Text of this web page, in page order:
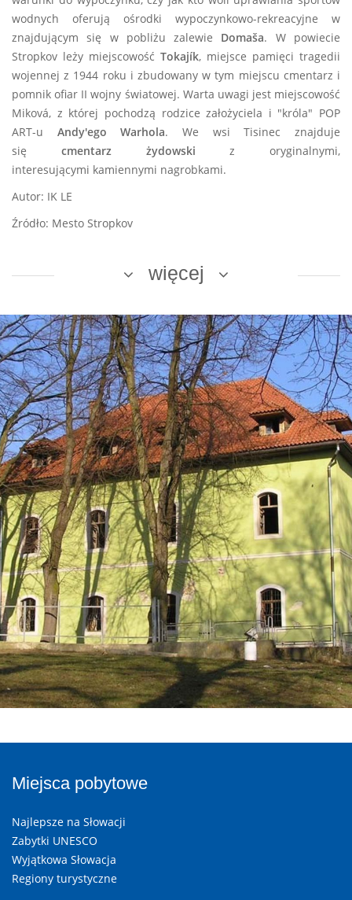
wodnych oferują ośrodki wypoczynkowo-rekreacyjne w
znajdującym się w pobliżu zalewie Domaša. W powiecie
Stropkov leży miejscowość Tokajík, miejsce pamięci tragedii
wojennej z 1944 roku i zbudowany w tym miejscu cmentarz i
pomnik ofiar II wojny światowej. Warta uwagi jest miejscowość
Miková, z której pochodzą rodzice założyciela i "króla" POP
ART-u Andy'ego Warhola. We wsi Tisinec znajduje
się cmentarz żydowski z oryginalnymi,
interesującymi kamiennymi nagrobkami.
Autor: IK LE
Źródło: Mesto Stropkov
więcej
Miejsca pobytowe
Najlepsze na Słowacji
Zabytki UNESCO
Wyjątkowa Słowacja
Regiony turystyczne